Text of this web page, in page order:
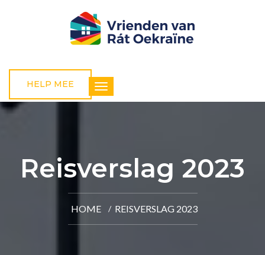
HELP MEE
Reisverslag 2023
HOME REISVERSLAG 2023